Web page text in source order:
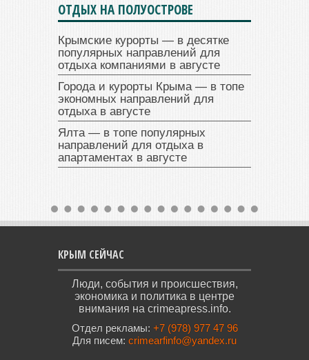
ОТДЫХ НА ПОЛУОСТРОВЕ
Крымские курорты — в десятке
популярных направлений для
отдыха компаниями в августе
Города и курорты Крыма — в топе
экономных направлений для
отдыха в августе
Ялта — в топе популярных
направлений для отдыха в
апартаментах в августе
КРЫМ СЕЙЧАС
Люди, события и происшествия,
экономика и политика в центре
внимания на crimeapress.info.
Отдел рекламы: +7 (978) 977 47 96
Для писем: crimearfinfo@yandex.ru